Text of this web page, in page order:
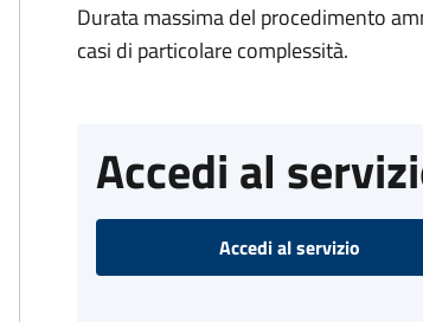
Durata massima del procedimento
casi di particolare complessità.
Accedi al
Accedi al servizio